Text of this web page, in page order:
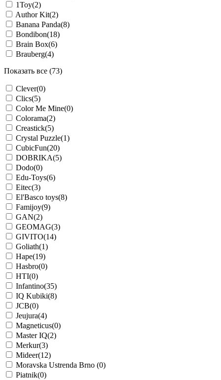
1Toy(2)
Author Kit(2)
Banana Panda(8)
Bondibon(18)
Brain Box(6)
Brauberg(4)
Показать все (73)
Clever(0)
Clics(5)
Color Me Mine(0)
Colorama(2)
Creastick(5)
Crystal Puzzle(1)
CubicFun(20)
DOBRIKA(5)
Dodo(0)
Edu-Toys(6)
Eitec(3)
El'Basco toys(8)
Famijoy(9)
GAN(2)
GEOMAG(3)
GIVITO(14)
Goliath(1)
Hape(19)
Hasbro(0)
HTI(0)
Infantino(35)
IQ Kubiki(8)
JCB(0)
Jeujura(4)
Magneticus(0)
Master IQ(2)
Merkur(3)
Mideer(12)
Moravska Ustrenda Brno (0)
Piatnik(0)